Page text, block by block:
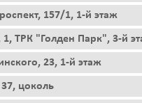
157/1, 1-й этаж
1, ТРК "Голден Парк", 3-й
23, 1-й этаж
цоколь